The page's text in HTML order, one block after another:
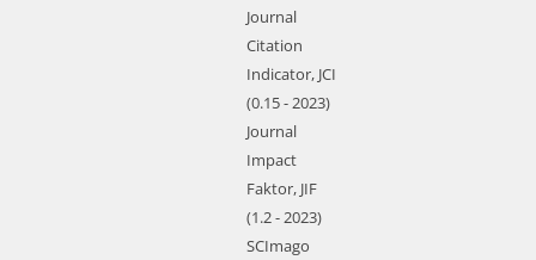
Journal
Citation
Indicator, JCI
(0.15 - 2023)
Journal
Impact
Faktor, JIF
(1.2 - 2023)
SCImago